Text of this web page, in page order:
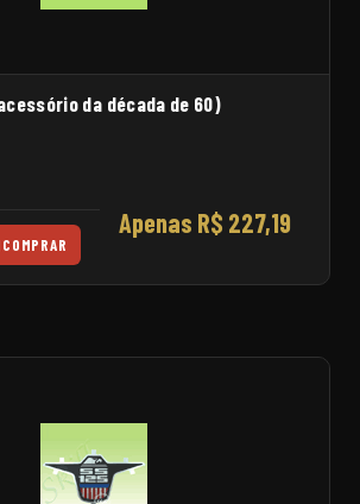
da década de 60)
Apenas R$ 227,19
COMPRAR